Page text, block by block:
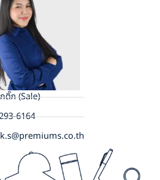
ก (Sale)
6164